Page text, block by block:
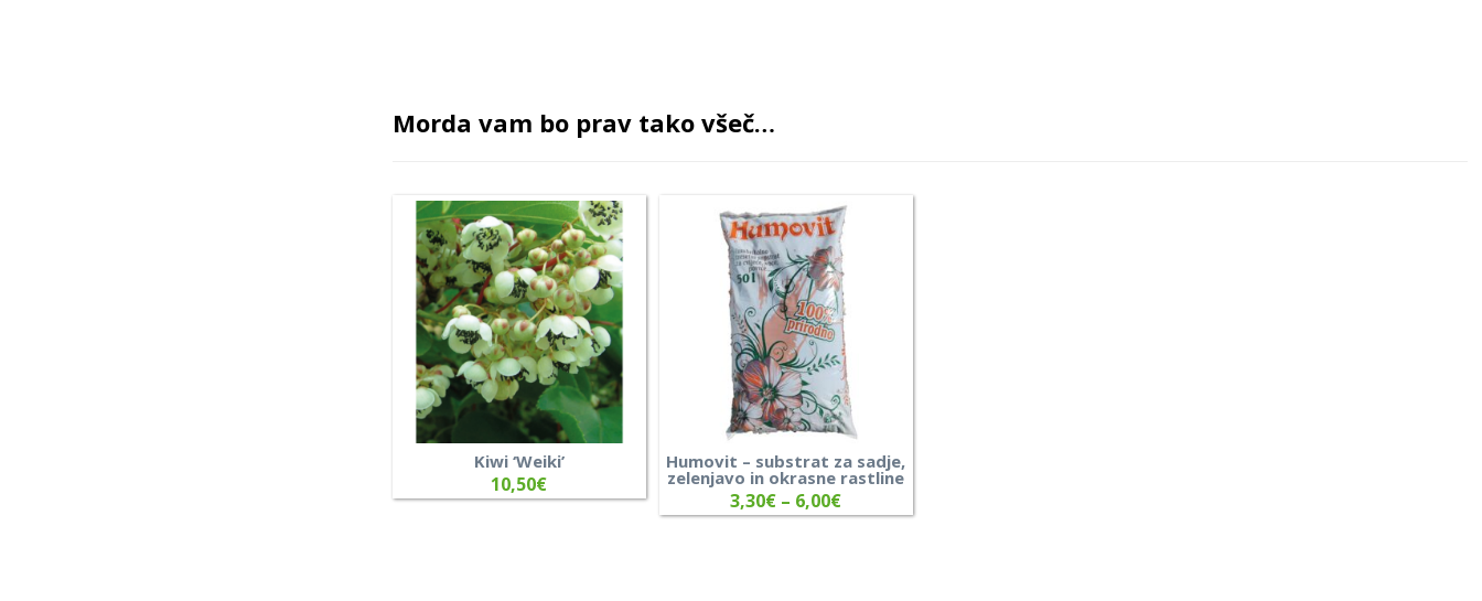
Morda vam bo prav tako všeč…
Kiwi ‘Weiki’
10,50€
Humovit – substrat za sadje,
zelenjavo in okrasne rastline
3,30€ – 6,00€